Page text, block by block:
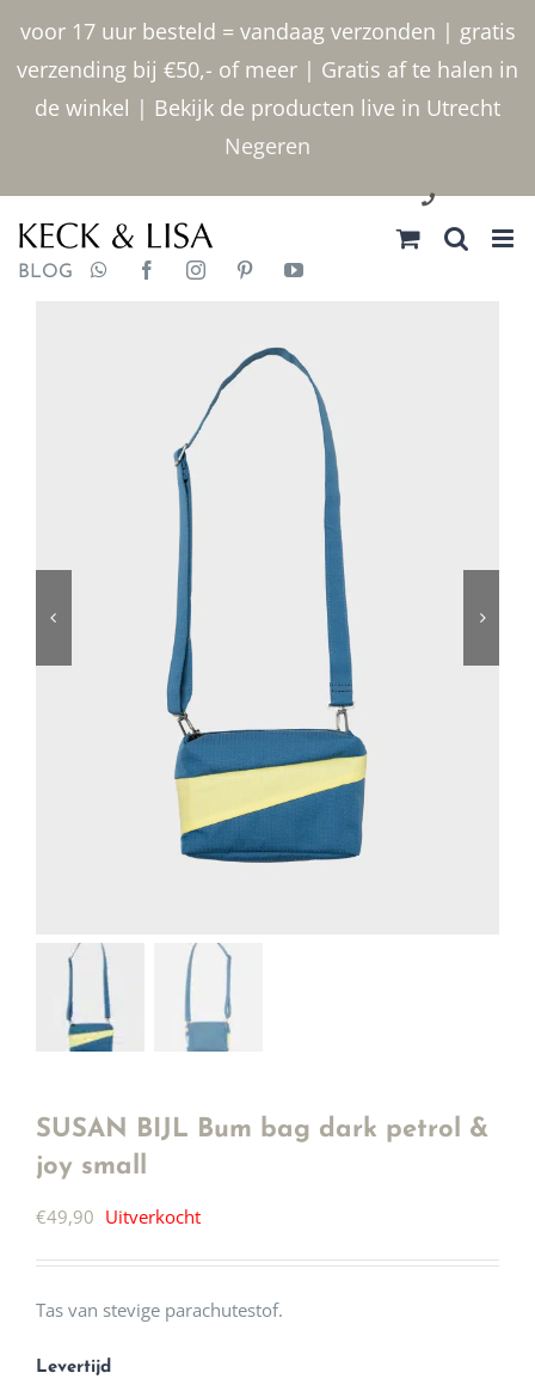
voor 17 uur besteld = vandaag verzonden | gratis
verzending bij €50,- of meer | Gratis af te halen in
de winkel | Bekijk de producten live in Utrecht
Negeren
inhoud
030 2400000
BLOG
SUSAN BIJL Bum bag dark petrol &
joy small
€49,90 Uitverkocht
Tas van stevige parachutestof.
Levertijd